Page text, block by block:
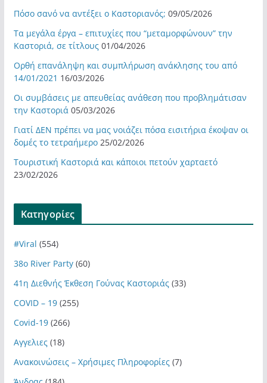
Πόσο σανό να αντέξει ο Καστοριανός; 09/05/2026
Τα μεγάλα έργα – επιτυχίες που “μεταμορφώνουν” την
Καστοριά, σε τίτλους 01/04/2026
Ορθή επανάληψη και συμπλήρωση ανάκλησης του από
14/01/2021 16/03/2026
Οι συμβάσεις με απευθείας ανάθεση που προβλημάτισαν
την Καστοριά 05/03/2026
Γιατί ΔΕΝ πρέπει να μας νοιάζει πόσα εισιτήρια έκοψαν οι
δομές το τετραήμερο 25/02/2026
Τουριστική Καστοριά και κάποιοι πετούν χαρταετό
23/02/2026
Kατηγορίες
#Viral (554)
38ο River Party(60)
41η Διεθνής Έκθεση Γούνας Καστοριάς(33)
COVID – 19(255)
Covid-19(266)
Αγγελιες(18)
Ανακοινώσεις – Χρήσιμες Πληροφορίες(7)